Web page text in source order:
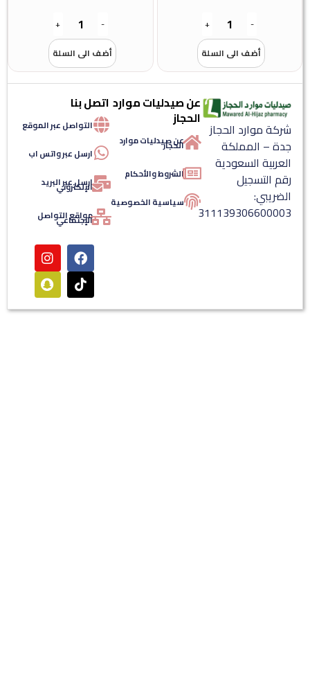
+
أضف الى السلة
+
أضف الى السلة
موارد الحجاز
– المملكة
السعودية
التسجيل
عن صيدليات موارد
الحجاز
عن صيدليات موارد
الحجاز
الشروط والأحكام
سياسية الخصوصية
اتصل بنا
التواصل عبر الموقع
ارسل عبر واتس اب
ارسل عبر البريد
الإلكتروني
مواقع التواصل
الإجتماعي